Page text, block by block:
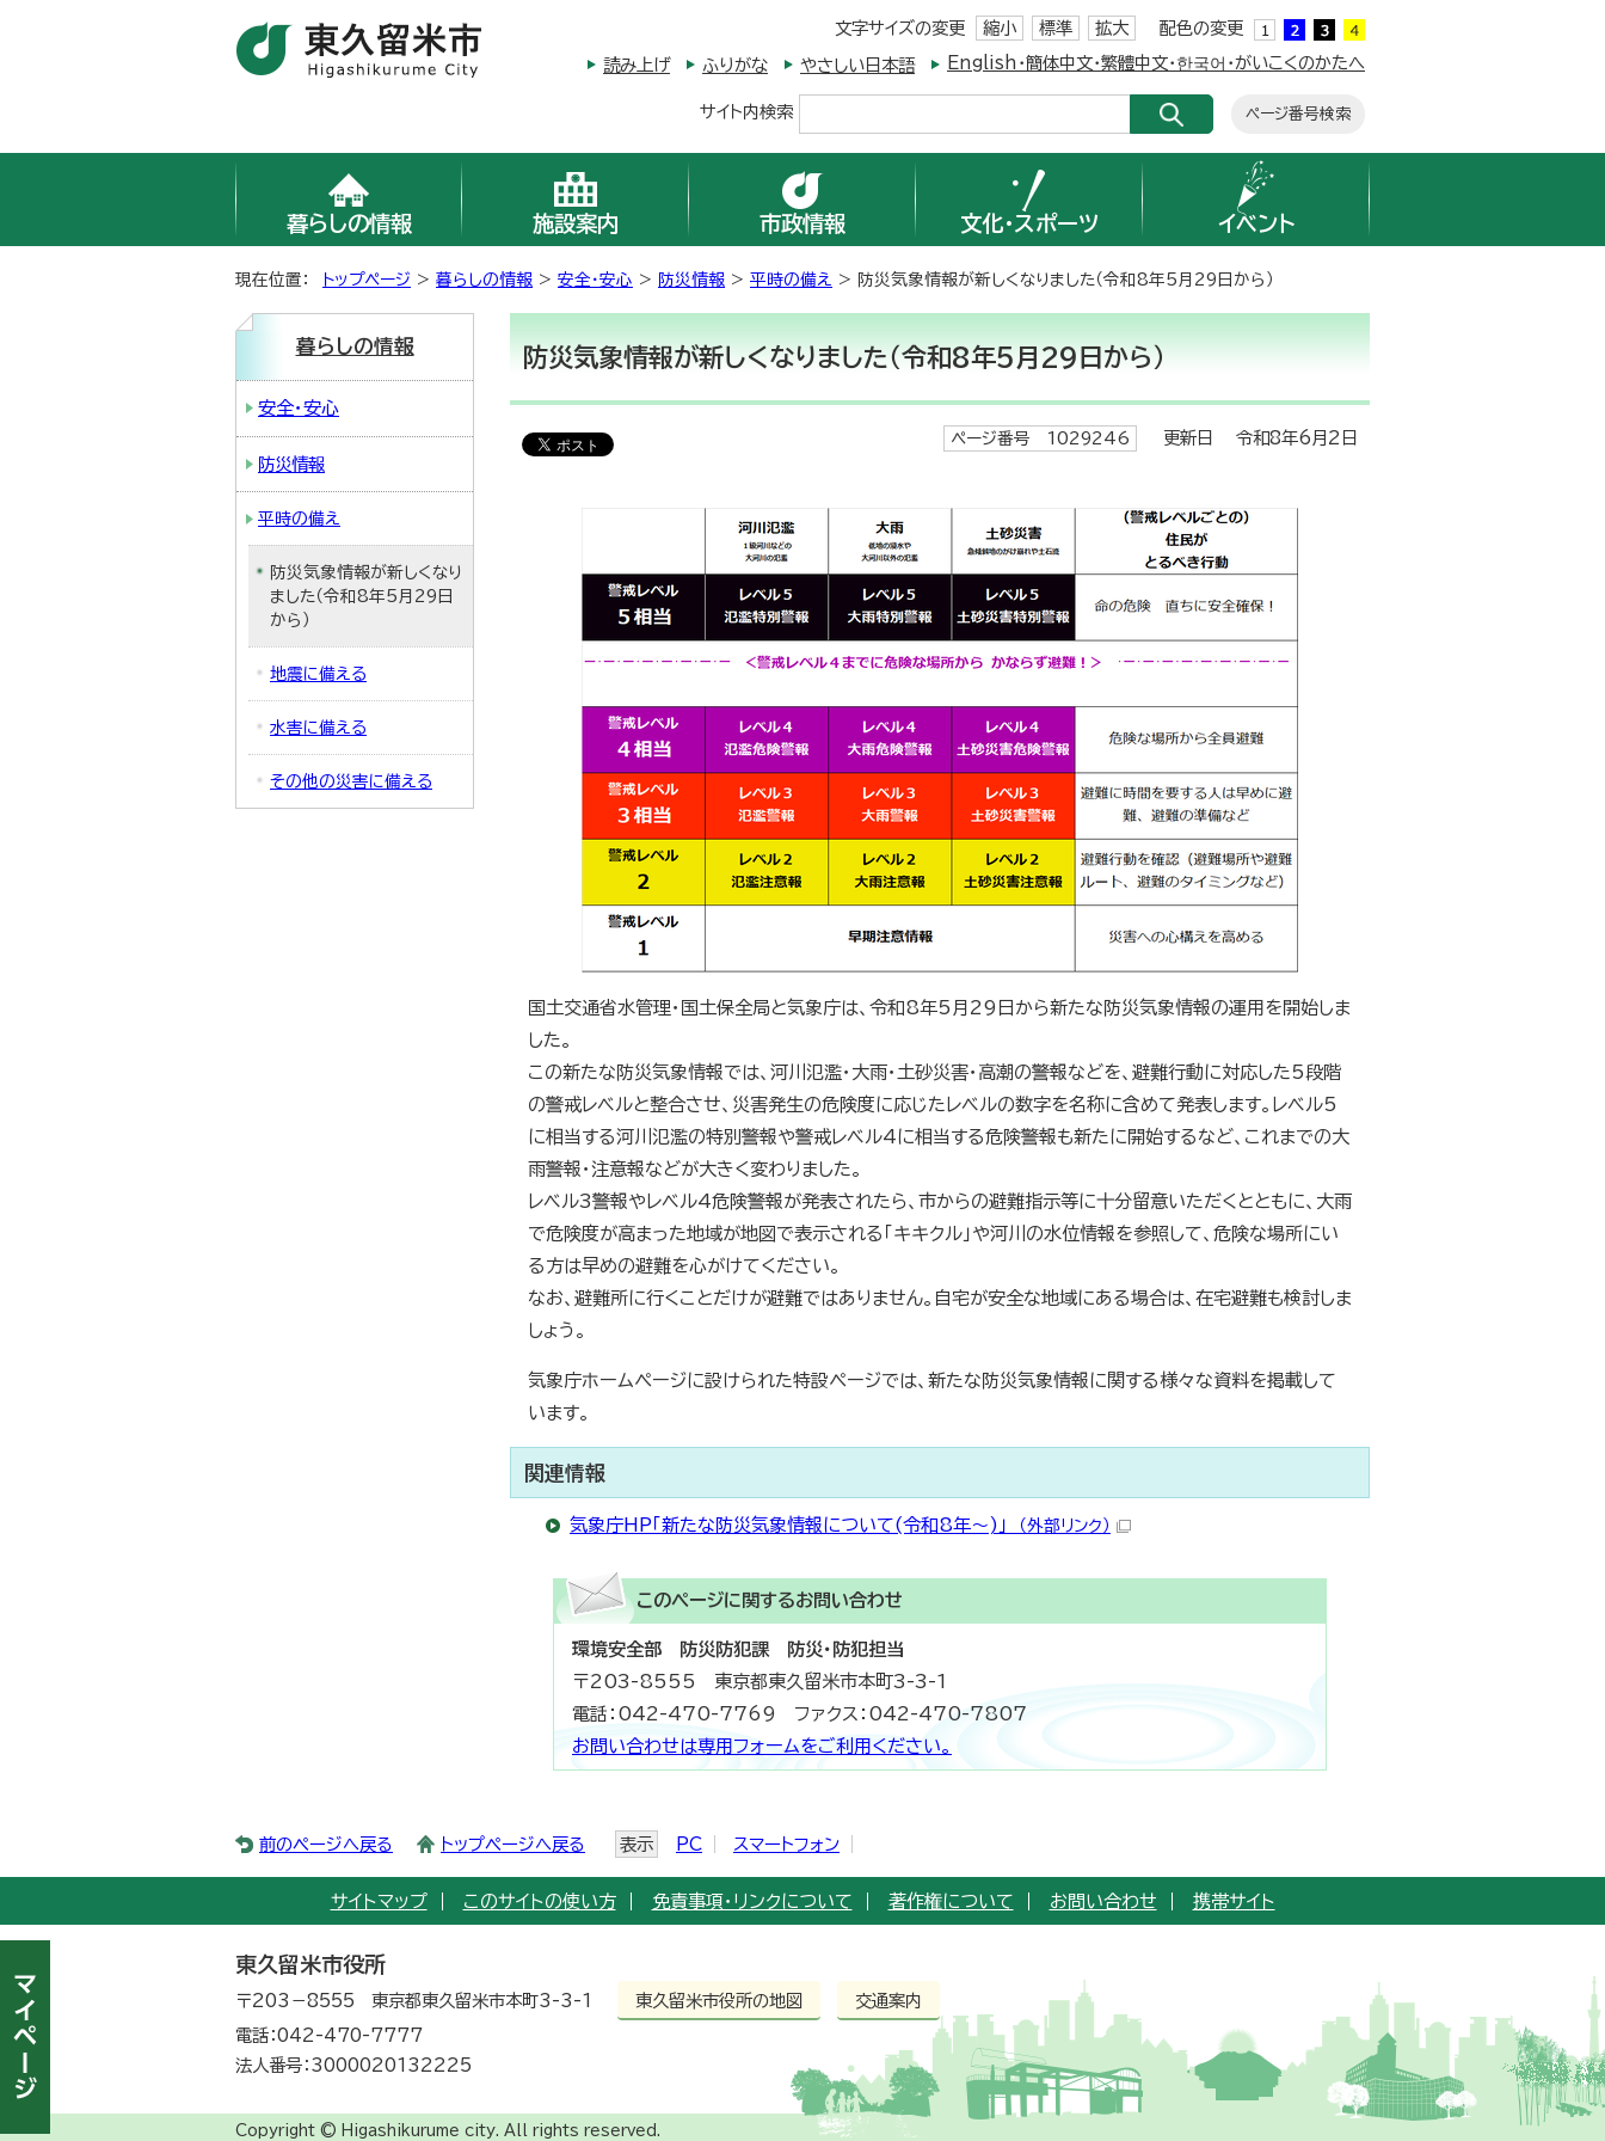
文字サイズの変更 縮小 標準 拡大 配色の変更
読み上げ ふりがな やさしい日本語 English・簡体中文・繁體中文・한국어・がいこくのかたへ
サイト内検索 ページ番号検索
暮らしの情報 施設案内 市政情報 文化・スポーツ イベント
現在位置： トップページ > 暮らしの情報 > 安全・安心 > 防災情報 > 平時の備え > 防災気象情報が新しくなりました（令和8年5月29日から）
防災気象情報が新しくなりました（令和8年5月29日から）
ページ番号 1029246 更新日 令和8年6月2日
国土交通省水管理・国土保全局と気象庁は、令和8年5月29日から新たな防災気象情報の運用を開始しま
した。
この新たな防災気象情報では、河川氾濫・大雨・土砂災害・高潮の警報などを、避難行動に対応した5段階
の警戒レベルと整合させ、災害発生の危険度に応じたレベルの数字を名称に含めて発表します。レベル5
に相当する河川氾濫の特別警報や警戒レベル4に相当する危険警報も新たに開始するなど、これまでの大
雨警報・注意報などが大きく変わりました。
レベル3警報やレベル4危険警報が発表されたら、市からの避難指示等に十分留意いただくとともに、大雨
で危険度が高まった地域が地図で表示される「キキクル」や河川の水位情報を参照して、危険な場所にい
る方は早めの避難を心がけてください。
なお、避難所に行くことだけが避難ではありません。自宅が安全な地域にある場合は、在宅避難も検討しま
しょう。
気象庁ホームページに設けられた特設ページでは、新たな防災気象情報に関する様々な資料を掲載して
います。
関連情報
気象庁HP「新たな防災気象情報について(令和8年～)」 （外部リンク）
このページに関するお問い合わせ
環境安全部 防災防犯課 防災・防犯担当
〒203-8555 東京都東久留米市本町3-3-1
電話：042-470-7769 ファクス：042-470-7807
お問い合わせは専用フォームをご利用ください。
暮らしの情報
安全・安心
防災情報
平時の備え
防災気象情報が新しくなり
ました（令和8年5月29日
から）
地震に備える
水害に備える
その他の災害に備える
前のページへ戻る トップページへ戻る 表示 PC スマートフォン
サイトマップ このサイトの使い方 免責事項・リンクについて 著作権について お問い合わせ 携帯サイト
東久留米市役所
〒203－8555 東京都東久留米市本町3-3-1 東久留米市役所の地図
交通案内
電話：042-470-7777
法人番号：3000020132225
Copyright © Higashikurume city. All rights reserved.